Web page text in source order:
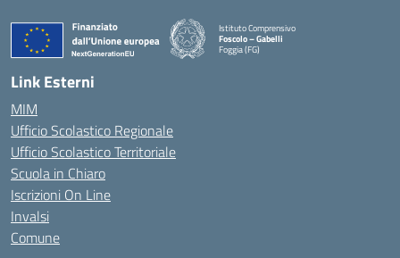
Istituto Comprensivo
Foscolo – Gabelli
Foggia (FG)
— Visita la pagina iniziale della scuola
Link Esterni
MIM
Ufficio Scolastico Regionale
Ufficio Scolastico Territoriale
Scuola in Chiaro
Iscrizioni On Line
Invalsi
Comune